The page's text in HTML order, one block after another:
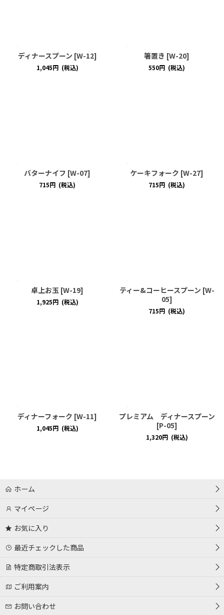
ディナースプーン [W-12]
1,045円 (税込)
箸置き [W-20]
550円 (税込)
バターナイフ [W-07]
715円 (税込)
ケーキフォーク [W-27]
715円 (税込)
卓上お玉 [W-19]
1,925円 (税込)
ティー&コーヒースプーン [W-
05]
715円 (税込)
ディナーフォーク [W-11]
1,045円 (税込)
プレミアム ディナースプーン
[P-05]
1,320円 (税込)
ホーム
マイページ
お気に入り
最近チェックした商品
特定商取引法表示
ご利用案内
お問い合わせ